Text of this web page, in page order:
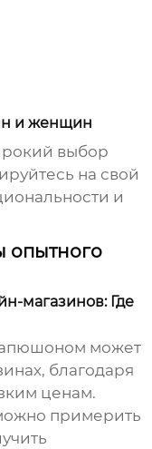
и женщин
выбор
на свой
и
опытного
магазинов: Где
может
благодаря
ценам.
примерить